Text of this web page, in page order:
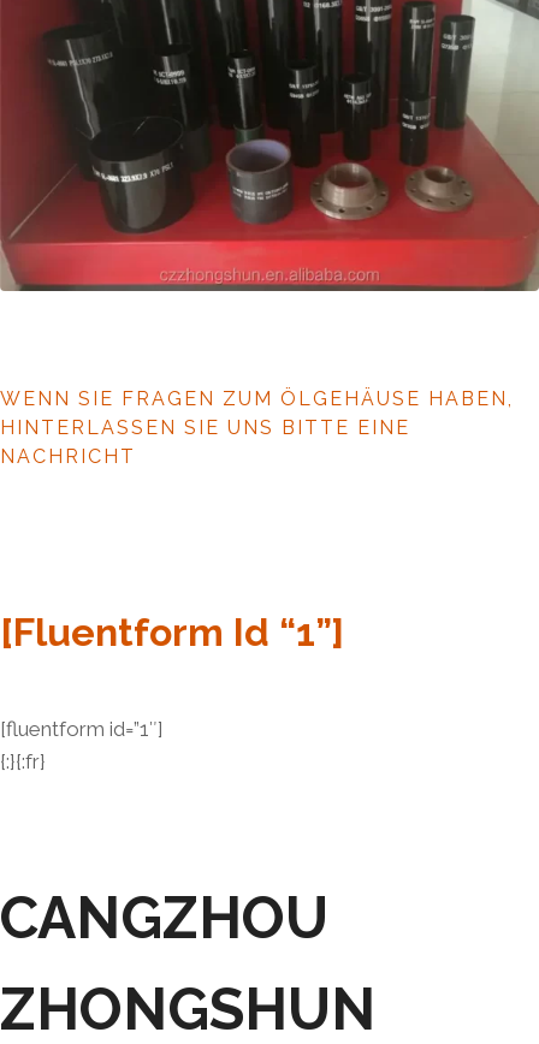
WENN SIE FRAGEN ZUM ÖLGEHÄUSE HABEN,
HINTERLASSEN SIE UNS BITTE EINE
NACHRICHT
[fluentform Id “1”]
[fluentform id=”1″]
{:}{:fr}
CANGZHOU
ZHONGSHUN